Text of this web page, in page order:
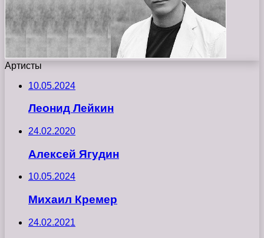
Артисты
10.05.2024
Леонид Лейкин
24.02.2020
Алексей Ягудин
10.05.2024
Михаил Кремер
24.02.2021